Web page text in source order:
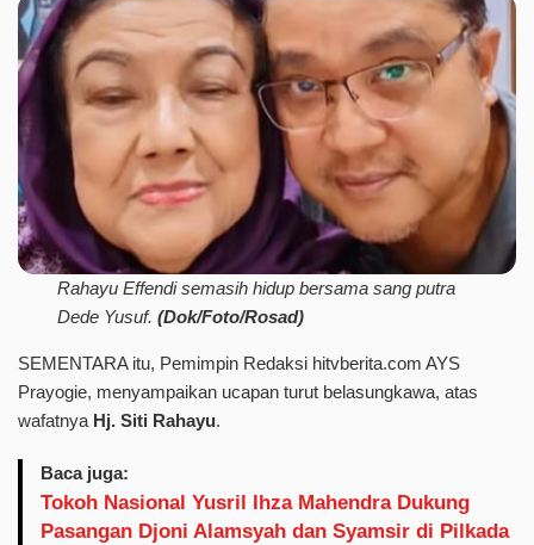
Rahayu Effendi semasih hidup bersama sang putra
Dede Yusuf.(Dok/Foto/Rosad)
SEMENTARA itu, Pemimpin Redaksi hitvberita.com AYS
Prayogie, menyampaikan ucapan turut belasungkawa, atas
wafatnya Hj. Siti Rahayu.
Baca juga:
Tokoh Nasional Yusril Ihza Mahendra Dukung
Pasangan Djoni Alamsyah dan Syamsir di Pilkada